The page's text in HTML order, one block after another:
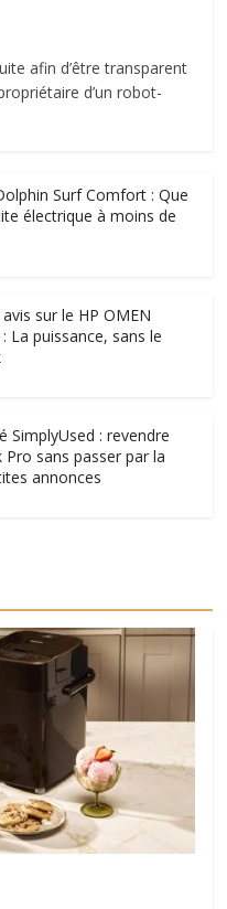
afin d’être transparent
d’un robot-
Surf Comfort : Que
électrique à moins de
sur le HP OMEN
La puissance, sans le
SimplyUsed : revendre
sans passer par la
annonces